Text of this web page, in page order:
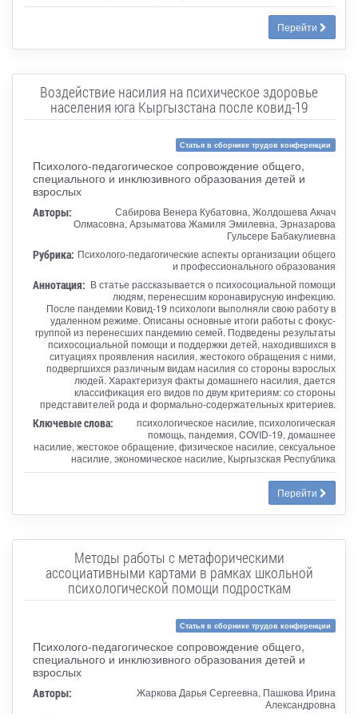
Перейти
Воздействие насилия на психическое здоровье
населения юга Кыргызстана после ковид-19
Статья в сборнике трудов конференции
Психолого-педагогическое сопровождение общего,
специального и инклюзивного образования детей и
взрослых
Авторы:
Сабирова Венера Кубатовна, Жолдошева Акчач
Олмасовна, Арзыматова Жамиля Эмилевна, Эрназарова
Гульсере Бабакулиевна
Рубрика: Психолого-педагогические аспекты организации общего
и профессионального образования
Аннотация: В статье рассказывается о психосоциальной помощи
людям, перенесшим коронавирусную инфекцию.
После пандемии Ковид-19 психологи выполняли свою работу в
удаленном режиме. Описаны основные итоги работы с фокус-
группой из перенесших пандемию семей. Подведены результаты
психосоциальной помощи и поддержки детей, находившихся в
ситуациях проявления насилия, жестокого обращения с ними,
подвергшихся различным видам насилия со стороны взрослых
людей. Характеризуя факты домашнего насилия, дается
классификация его видов по двум критериям: со стороны
представителей рода и формально-содержательных критериев.
Ключевые слова:
психологическое насилие, психологическая
помощь, пандемия, COVID-19, домашнее
насилие, жестокое обращение, физическое насилие, сексуальное
насилие, экономическое насилие, Кыргызская Республика
Перейти
Методы работы с метафорическими
ассоциативными картами в рамках школьной
психологической помощи подросткам
Статья в сборнике трудов конференции
Психолого-педагогическое сопровождение общего,
специального и инклюзивного образования детей и
взрослых
Авторы:
Жаркова Дарья Сергеевна, Пашкова Ирина
Александровна